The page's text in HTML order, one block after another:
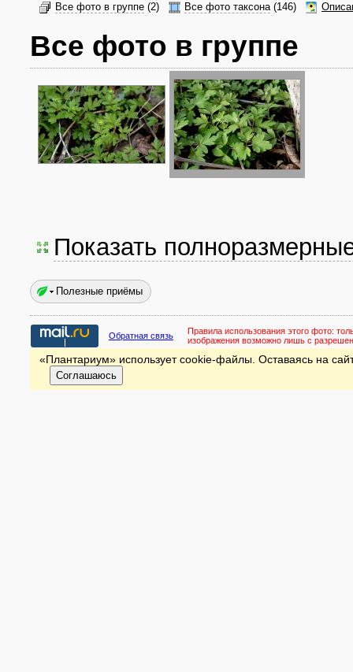
Все фото в группе (2) Все фото таксона(146)
Все фото в группе
Показать
Полезные приёмы
Обратная связь Правила использования этого фото:
изображения возможно лишь с
«Плантариум» использует cookie-файлы. Оставаясь на
Соглашаюсь